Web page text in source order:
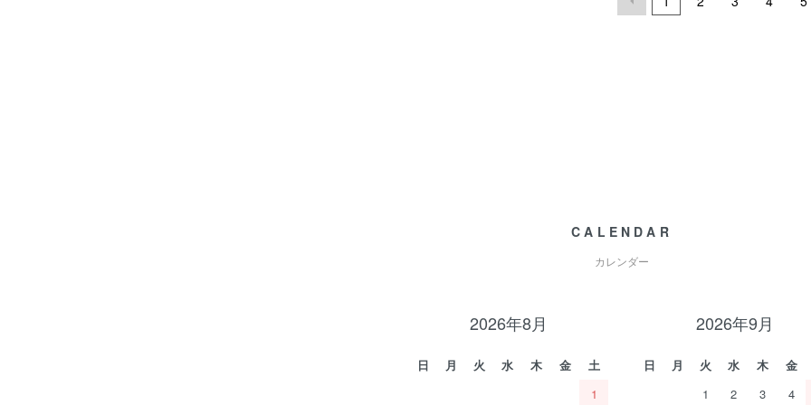
CALENDAR
カレンダー
2026年8月
日 月 火 水 木 金
土
1
2026年9月
日 月 火 水 木
金
1
2 3
4